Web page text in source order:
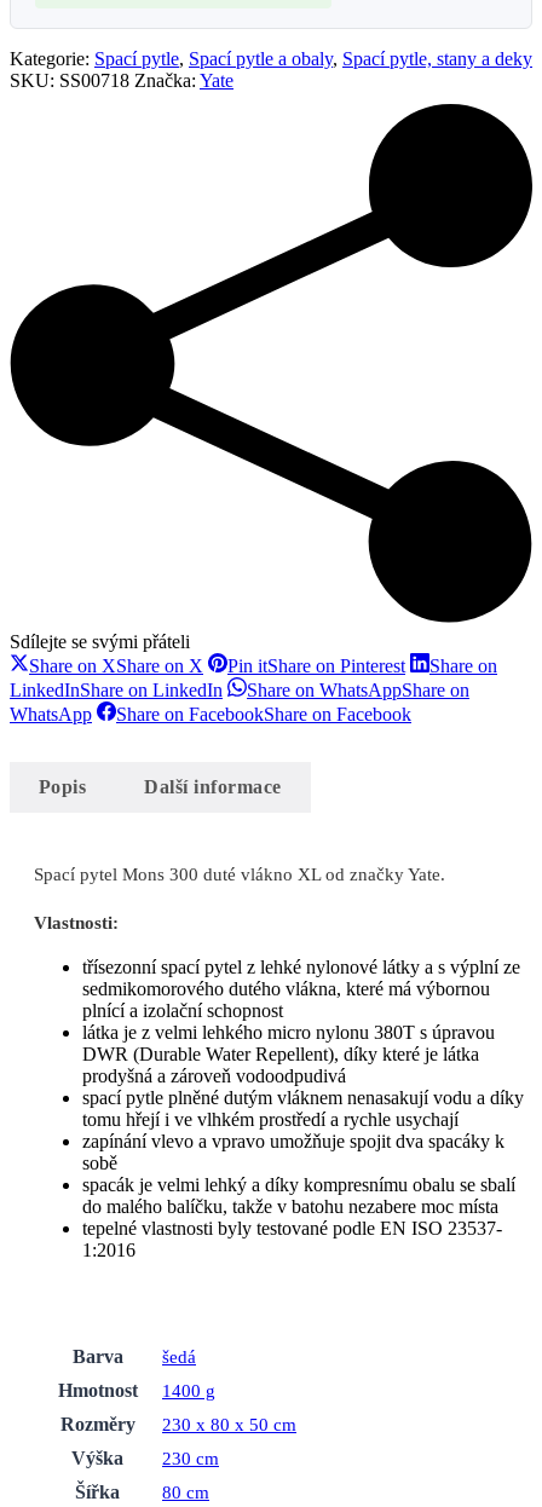
Kategorie: Spací pytle, Spací pytle a obaly, Spací pytle, stany a deky
SKU: SS00718 Značka: Yate
Sdílejte se svými přáteli
Share on XShare on X Pin itShare on Pinterest
Share on
LinkedInShare on LinkedIn Share on WhatsAppShare on
WhatsApp
Share on FacebookShare on Facebook
Popis Další informace
Spací pytel Mons 300 duté vlákno XL od značky Yate.
Vlastnosti:
třísezonní spací pytel z lehké nylonové látky a s výplní ze
sedmikomorového dutého vlákna, které má výbornou
plnící a izolační schopnost
látka je z velmi lehkého micro nylonu 380T s úpravou
DWR (Durable Water Repellent), díky které je látka
prodyšná a zároveň vodoodpudivá
spací pytle plněné dutým vláknem nenasakují vodu a díky
tomu hřejí i ve vlhkém prostředí a rychle usychají
zapínání vlevo a vpravo umožňuje spojit dva spacáky k
sobě
spacák je velmi lehký a díky kompresnímu obalu se sbalí
do malého balíčku, takže v batohu nezabere moc místa
tepelné vlastnosti byly testované podle EN ISO 23537-
1:2016
Barva
šedá
Hmotnost
1400 g
Rozměry
230 x 80 x 50 cm
Výška
230 cm
Šířka
80 cm